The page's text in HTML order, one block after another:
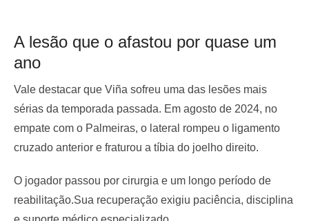
A lesão que o afastou por quase um
ano
Vale destacar que Viña sofreu uma das lesões mais
sérias da temporada passada. Em agosto de 2024, no
empate com o Palmeiras, o lateral rompeu o ligamento
cruzado anterior e fraturou a tíbia do joelho direito.
O jogador passou por cirurgia e um longo período de
reabilitação.Sua recuperação exigiu paciência, disciplina